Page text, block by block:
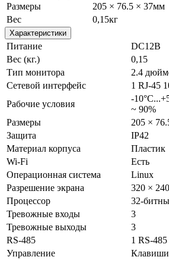
Размеры
205 × 76.5 × 37мм
Вес
0,15кг
Характеристики
Питание
DC12В
Вес (кг.)
0,15
Тип монитора
2.4
Сетевой интерфейс
1 RJ-45
Рабочие условия
-
~ 90%
Размеры
205 ×
Защита
IP42
Материал корпуса
Пластик
Wi-Fi
Есть
Операционная система
Linux
Разрешение экрана
320 × 240
Процессор
32-
Тревожные входы
3
Тревожные выходы
3
RS-485
1 RS-485
Управление
Клавиши